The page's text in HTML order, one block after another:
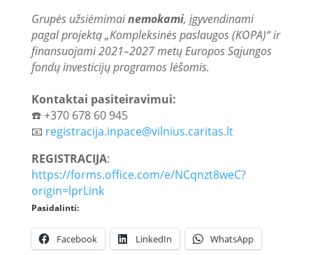
Grupės užsiėmimainemokami, įgyvendinami
pagal projektą „Kompleksinės paslaugos (KOPA)“ ir
finansuojami 2021–2027 metų Europos Sąjungos
fondų investicijų programos lėšomis.
Kontaktai pasiteiravimui:
☎️ +370 678 60 945
📧 registracija.inpace@vilnius.caritas.lt
REGISTRACIJA:
https://forms.office.com/e/NCqnzt8weC?
origin=lprLink
Pasidalinti:
Facebook LinkedIn WhatsApp